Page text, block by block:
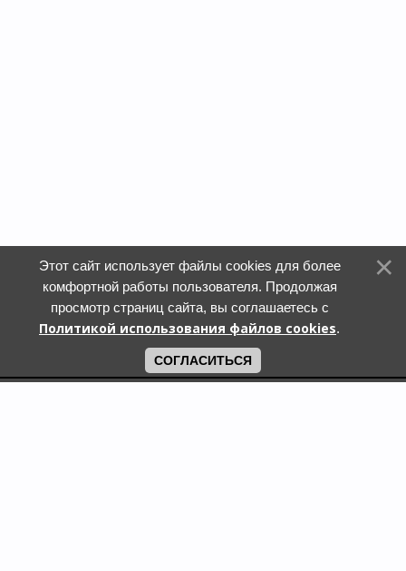
Этот сайт использует файлы cookies для более
комфортной работы пользователя. Продолжая
просмотр страниц сайта, вы соглашаетесь с
Политикой использования файлов cookies.
СОГЛАСИТЬСЯ